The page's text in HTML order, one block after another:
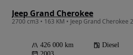
Jeep Grand Cherokee
2700 cm3 • 163 KM • Jeep Grand Cherokee
426 000 km Diesel